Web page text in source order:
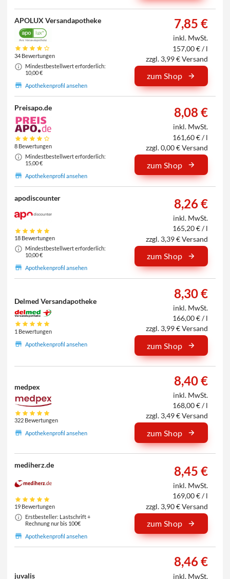
APOLUX Versandapotheke
34 Bewertungen
Mindestbestellwert erforderlich:
10,00 €
Apothekenprofil ansehen
7,85 €
inkl. MwSt.
157,00 € / l
zzgl. 3,99 € Versand
zum Shop
Preisapo.de
8 Bewertungen
Mindestbestellwert erforderlich:
15,00 €
Apothekenprofil ansehen
8,08 €
inkl. MwSt.
161,60 € / l
zzgl. 0,00 € Versand
zum Shop
apodiscounter
18 Bewertungen
Mindestbestellwert erforderlich:
10,00 €
Apothekenprofil ansehen
8,26 €
inkl. MwSt.
165,20 € / l
zzgl. 3,39 € Versand
zum Shop
Delmed Versandapotheke
1 Bewertungen
Apothekenprofil ansehen
8,30 €
inkl. MwSt.
166,00 € / l
zzgl. 3,99 € Versand
zum Shop
medpex
322 Bewertungen
Apothekenprofil ansehen
8,40 €
inkl. MwSt.
168,00 € / l
zzgl. 3,49 € Versand
zum Shop
mediherz.de
19 Bewertungen
Erstbesteller: Lastschrift +
Rechnung nur bis 100€
Apothekenprofil ansehen
8,45 €
inkl. MwSt.
169,00 € / l
zzgl. 3,90 € Versand
zum Shop
juvalis
8,46 €
inkl. MwSt.